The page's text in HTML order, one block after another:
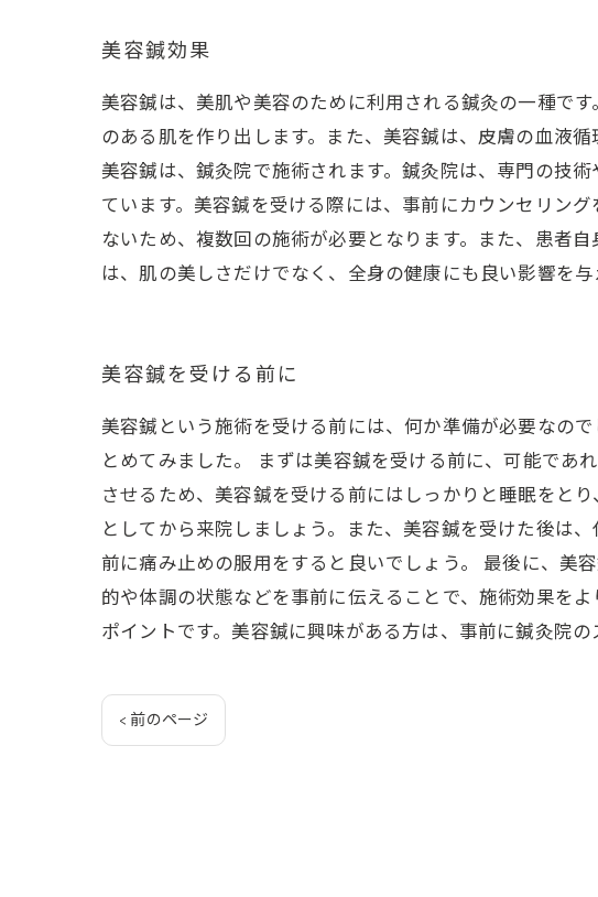
美容鍼効果
美容鍼は、美肌や美容のために利用される鍼灸の一種で
のある肌を作り出します。また、美容鍼は、皮膚の血液
美容鍼は、鍼灸院で施術されます。鍼灸院は、専門の技
ています。美容鍼を受ける際には、事前にカウンセリン
ないため、複数回の施術が必要となります。また、患者
は、肌の美しさだけでなく、全身の健康にも良い影響を
美容鍼を受ける前に
美容鍼という施術を受ける前には、何か準備が必要なの
とめてみました。 まずは美容鍼を受ける前に、可能であ
させるため、美容鍼を受ける前にはしっかりと睡眠をと
としてから来院しましょう。また、美容鍼を受けた後は
前に痛み止めの服用をすると良いでしょう。 最後に、美
的や体調の状態などを事前に伝えることで、施術効果を
ポイントです。美容鍼に興味がある方は、事前に鍼灸院
< 前のページ